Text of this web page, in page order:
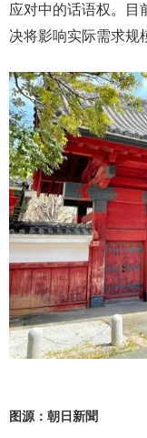
应对中的话语权。目
决将影响实际需求规
图源：朝日新聞